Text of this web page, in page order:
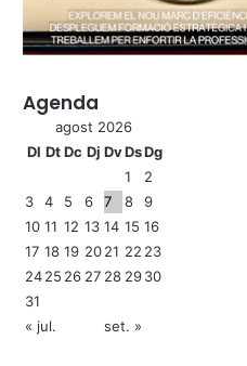
Agenda
agost 2026
Dl Dt Dc Dj DvDsDg
1
2
3
4 5 6 7 8
9
10 11 12 13 14 15 16
17 18 19 2021 22 23
2425 26 27 28 2930
31
« jul.
set. »